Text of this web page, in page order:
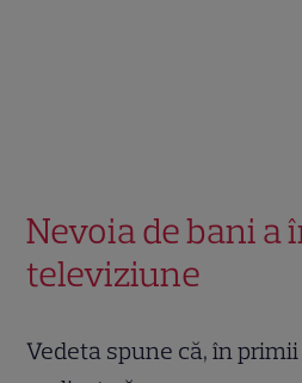
Nevoia de bani a
televiziune
Vedeta spune că, în